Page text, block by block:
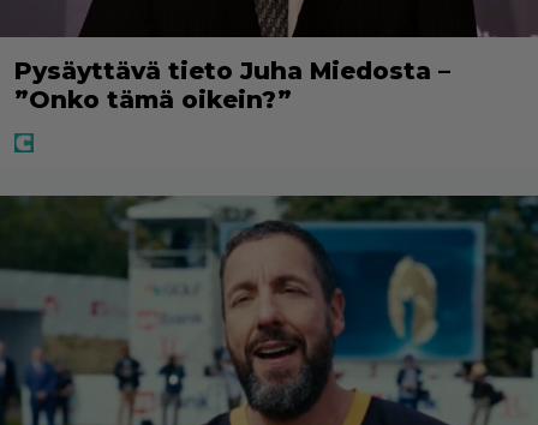
Pysäyttävä tieto Juha Miedosta –
”Onko tämä oikein?”